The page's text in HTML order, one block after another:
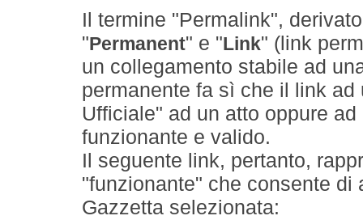
Il termine "Permalink",
" Permanent" e " Link" (link
un collegamento stabile ad
permanente fa sì che il link
Ufficiale" ad un atto oppure
funzionante e valido.
Il seguente link, pertanto,
"funzionante" che consente
Gazzetta selezionata: